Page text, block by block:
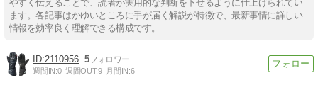
やすく伝えることで、読者が実用的な判断を下せるように仕上げられてい
ます。各記事はかゆいところに手が届く解説が特徴で、最新事情に詳しい
情報を効率良く理解できる構成です。
2110956 5
週間IN:0 週間OUT:9 月間IN:6